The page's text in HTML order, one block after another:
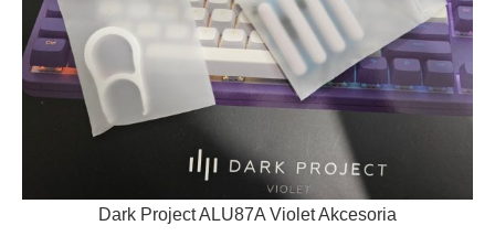
Dark Project ALU87A Violet Akcesoria